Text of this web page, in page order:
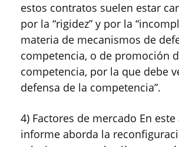
estos contratos suelen estar
por la “rigidez” y por la
materia de mecanismos de
competencia, o de promoción
competencia, por la que debe
defensa de la competencia”.
4) Factores de mercado En
informe aborda la